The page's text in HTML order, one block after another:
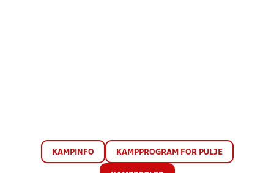
KAMPINFO KAMPPROGRAM FOR PULJE